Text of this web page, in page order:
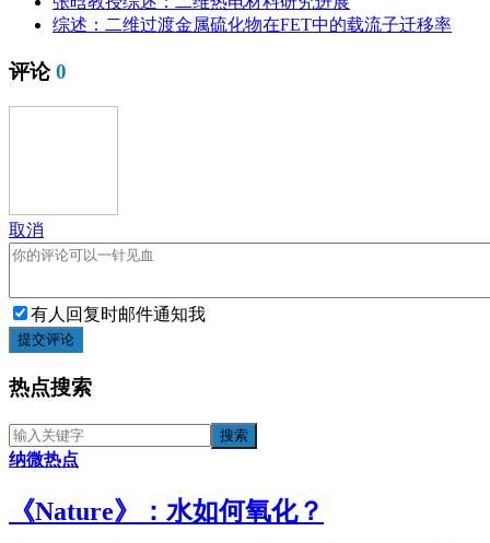
综述：二维过渡金属硫化物在FET中的载流子迁移率
评论0
取消
有人回复时邮件通知我
提交评论
热点搜索
纳微热点
《​Nature》：水如何氧化？